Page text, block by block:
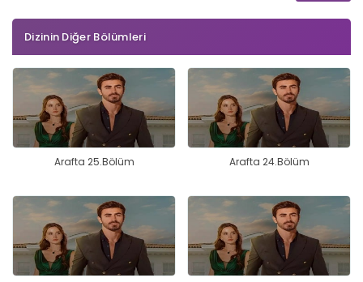
Dizinin Diğer Bölümleri
Arafta 25.Bölüm Arafta 24.Bölüm